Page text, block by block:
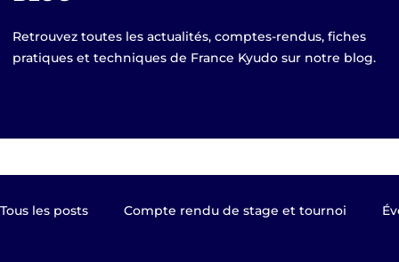
Retrouvez toutes les actualités, comptes-rendus, fiches
pratiques et techniques de France Kyudo sur notre blog.
Tous les posts Compte rendu de stage et tournoi